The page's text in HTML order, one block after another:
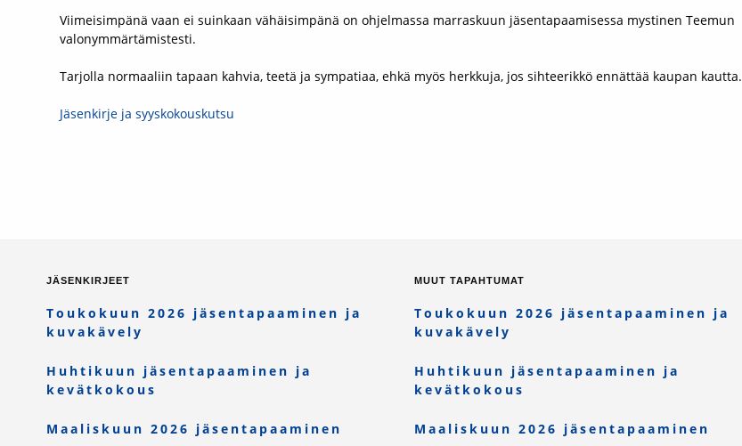
Viimeisimpänä vaan ei suinkaan vähäisimpänä on ohjelmassa marraskuun jäsentapaamisessa mystinen Teemun
valonymmärtämistesti.
Tarjolla normaaliin tapaan kahvia, teetä ja sympatiaa, ehkä myös herkkuja, jos sihteerikkö ennättää kaupan kautta.
Jäsenkirje ja syyskokouskutsu
JÄSENKIRJEET
Toukokuun 2026 jäsentapaaminen ja
kuvakävely
Huhtikuun jäsentapaaminen ja
kevätkokous
Maaliskuun 2026 jäsentapaaminen
MUUT TAPAHTUMAT
Toukokuun 2026 jäsentapaaminen ja
kuvakävely
Huhtikuun jäsentapaaminen ja
kevätkokous
Maaliskuun 2026 jäsentapaaminen